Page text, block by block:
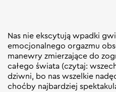
Nas nie ekscytują wpadki
emocjonalnego orgazmu
manewry zmierzające do
całego świata (czytaj:
dziwni, bo nas wszelkie
choćby najbardziej